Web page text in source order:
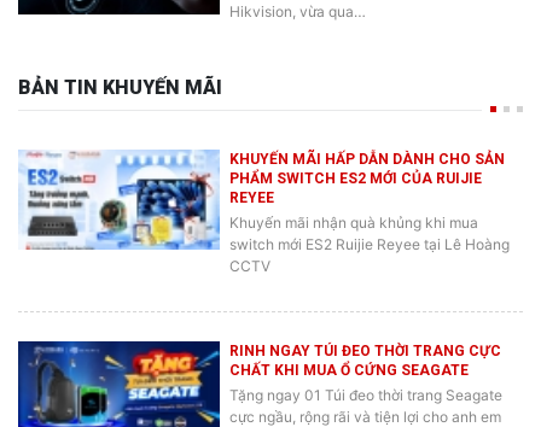
Hikvision, vừa qua…
BẢN TIN KHUYẾN MÃI
KHUYẾN MÃI HẤP DẪN DÀNH CHO SẢN
PHẨM SWITCH ES2 MỚI CỦA RUIJIE
REYEE
Khuyến mãi nhận quà khủng khi mua
switch mới ES2 Ruijie Reyee tại Lê Hoàng
CCTV
RINH NGAY TÚI ĐEO THỜI TRANG CỰC
CHẤT KHI MUA Ổ CỨNG SEAGATE
Tặng ngay 01 Túi đeo thời trang Seagate
cực ngầu, rộng rãi và tiện lợi cho anh em